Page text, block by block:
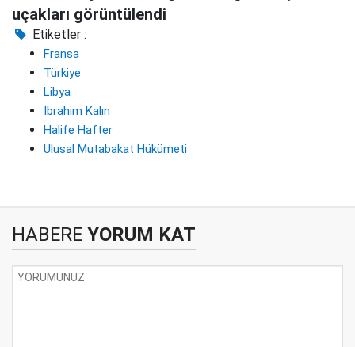
uçakları görüntülendi
Etiketler :
Fransa
Türkiye
Libya
İbrahim Kalın
Halife Hafter
Ulusal Mutabakat Hükümeti
HABERE YORUM KAT